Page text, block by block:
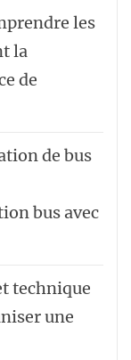
les
la
de
de bus
bus avec
technique
une